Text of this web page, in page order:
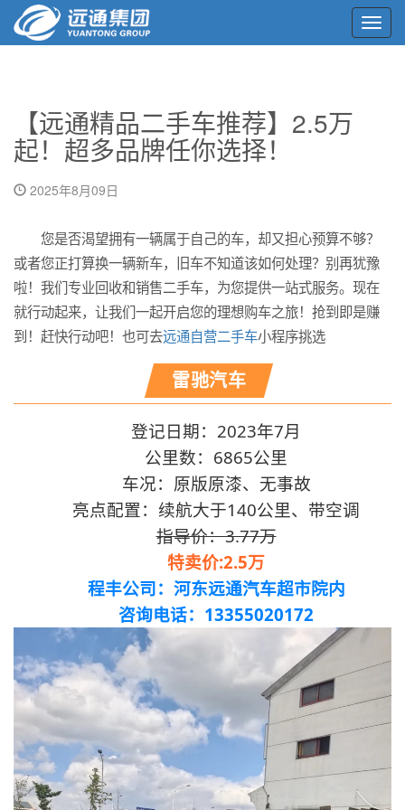
【远通精品二手车推荐】2.5万
起！超多品牌任你选择！
2025年8月09日
您是否渴望拥有一辆属于自己的车，却又担心预算不够？
或者您正打算换一辆新车，旧车不知道该如何处理？别再犹豫
啦！我们专业回收和销售二手车，为您提供一站式服务。现在
就行动起来，让我们一起开启您的理想购车之旅！抢到即是赚
到！赶快行动吧！也可去远通自营二手车小程序挑选
雷驰汽车
登记日期：2023年7月
公里数：6865公里
车况：原版原漆、无事故
亮点配置：续航大于140公里、带空调
指导价：3.77万
特卖价:2.5万
程丰公司：河东远通汽车超市院内
咨询电话：13355020172